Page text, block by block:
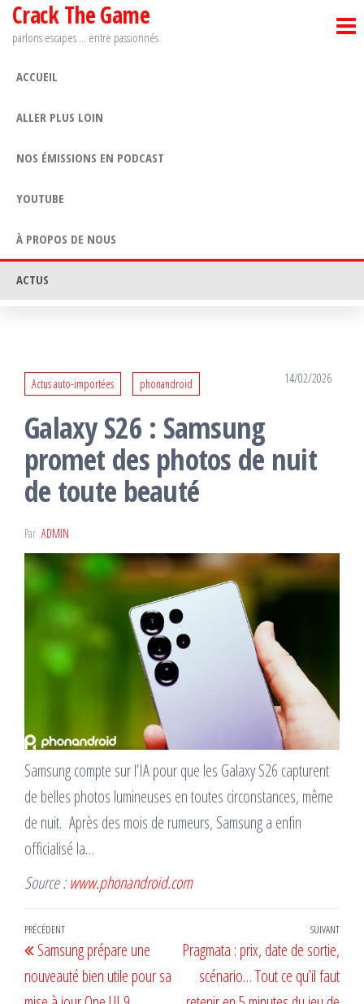
Passer
Crack The Game
parlons escapes … entre passionnés
ACCUEIL
ALLER PLUS LOIN
NOS ÉMISSIONS EN PODCAST
YOUTUBE
À PROPOS DE NOUS
ACTUS
Actus auto-importées phonandroid 14/02/2026
Galaxy S26 : Samsung
promet des photos de nuit
de toute beauté
Par ADMIN
Samsung compte sur l’IA pour que les Galaxy S26 capturent
de belles photos lumineuses en toutes circonstances, même
de nuit. Après des mois de rumeurs, Samsung a enfin
officialisé la…
Source :www.phonandroid.com
Navigation
de
l’article
Article
précédent
PRÉCÉDENT
Samsung prépare une
nouveauté bien utile pour sa
SUIVANT
Pragmata : prix, date de sortie,
scénario… Tout ce qu’il faut